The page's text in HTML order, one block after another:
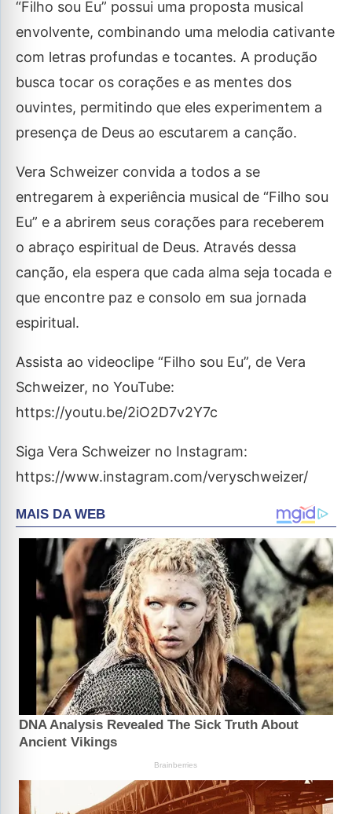
“Filho sou Eu” possui uma proposta musical
envolvente, combinando uma melodia cativante
com letras profundas e tocantes. A produção
busca tocar os corações e as mentes dos
ouvintes, permitindo que eles experimentem a
presença de Deus ao escutarem a canção.
Vera Schweizer convida a todos a se
entregarem à experiência musical de “Filho sou
Eu” e a abrirem seus corações para receberem
o abraço espiritual de Deus. Através dessa
canção, ela espera que cada alma seja tocada e
que encontre paz e consolo em sua jornada
espiritual.
Assista ao videoclipe “Filho sou Eu”, de Vera
Schweizer, no YouTube:
https://youtu.be/2iO2D7v2Y7c
Siga Vera Schweizer no Instagram:
https://www.instagram.com/veryschweizer/